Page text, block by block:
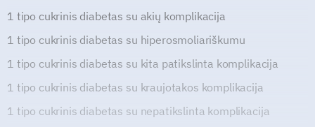
1 tipo cukrinis diabetas su akių komplikacija
1 tipo cukrinis diabetas su hiperosmoliariškumu
1 tipo cukrinis diabetas su kita patikslinta komplikacija
1 tipo cukrinis diabetas su kraujotakos komplikacija
1 tipo cukrinis diabetas su nepatikslinta komplikacija